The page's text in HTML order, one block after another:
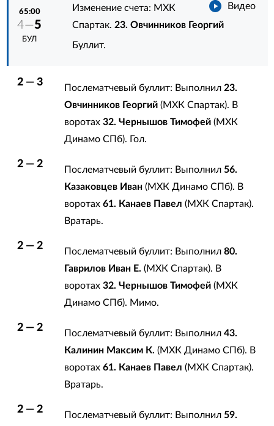
65:00
4—5
БУЛ
Видео
Изменение счета: МХК
Спартак.23. Овчинников Георгий
Буллит.
2 — 3 Послематчевый буллит: Выполнил 23.
Овчинников Георгий(МХК Спартак). В
воротах 32. Чернышов Тимофей(МХК
Динамо СПб). Гол.
2 — 2 Послематчевый буллит: Выполнил 56.
Казаковцев Иван(МХК Динамо СПб). В
воротах 61. Канаев Павел (МХК Спартак).
Вратарь.
2 — 2 Послематчевый буллит: Выполнил 80.
Гаврилов Иван Е. (МХК Спартак). В
воротах 32. Чернышов Тимофей(МХК
Динамо СПб). Мимо.
2 — 2 Послематчевый буллит: Выполнил 43.
Калинин Максим К. (МХК Динамо СПб). В
воротах 61. Канаев Павел (МХК Спартак).
Вратарь.
2 — 2 Послематчевый буллит: Выполнил 59.